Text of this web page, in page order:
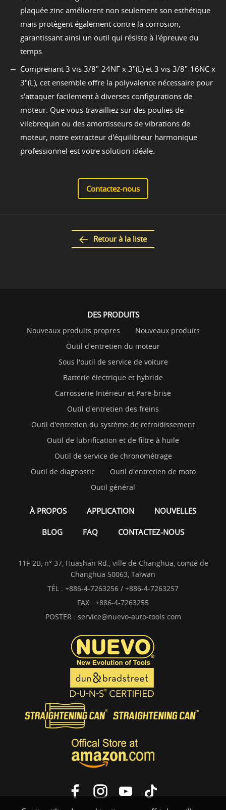
plaquée zinc améliorent non seulement son esthétique
mais protègent également contre la corrosion,
garantissant ainsi un outil qui résiste à l'épreuve du
temps.
Comprenant 3 vis 3/8"-24NF x 3"(L) et 3 vis 3/8"-16NC x
3"(L), cet ensemble offre la polyvalence nécessaire pour
s'attaquer facilement à diverses configurations de
moteur. Que vous travailliez sur des poulies de
vilebrequin ou des amortisseurs de vibrations de
moteur, notre extracteur d'équilibreur harmonique
professionnel est votre solution idéale.
Contactez-nous
Retour à la liste
DES PRODUITS
Nouveaux produits propres
Nouveaux produits
Outil d'entretien du moteur
Sous l'outil de service de voiture
Batterie électrique et hybride
Carrosserie Intérieur et Pare-brise
Outil d'entretien des freins
Outil d'entretien du système de refroidissement
Outil de lubrification et de filtre à huile
Outil de service de chronométrage
Outil de diagnostic
Outil d'entretien de moto
Outil général
À PROPOS APPLICATION NOUVELLES
BLOG FAQ CONTACTEZ-NOUS
11F-2B, n° 37, Huashan Rd., ville de Changhua, comté de
Changhua 50063, Taïwan
TÉL : +886-4-7263256 / +886-4-7263257
FAX : +886-4-7263255
POSTER : service@nuevo-auto-tools.com